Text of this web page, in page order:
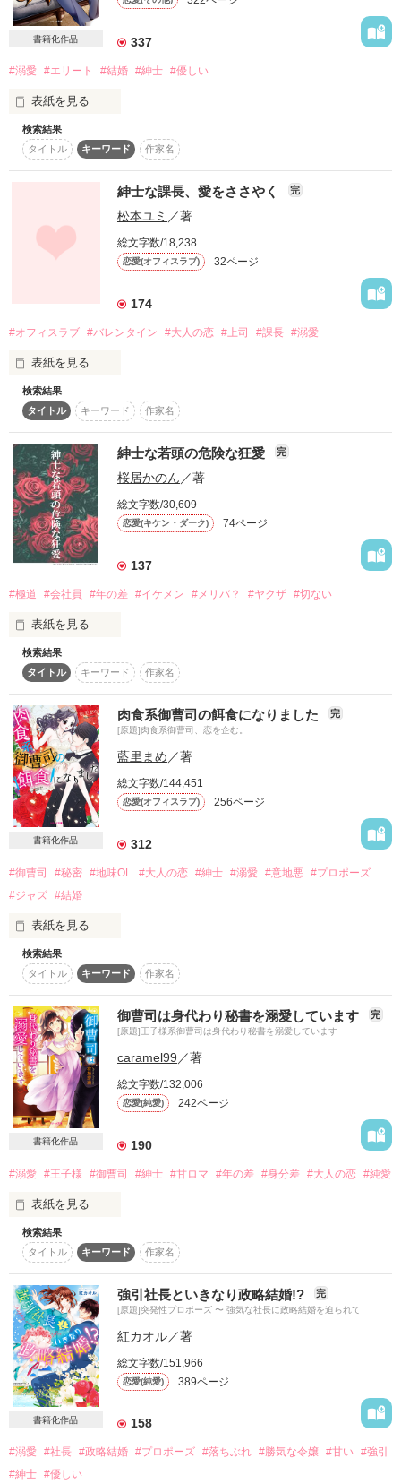
にでもされるのだろうかと思いきやどうやらそうじゃないよう
で………。
て終わらせるつもりはないんだ。まずは僕に3ヶ月、チャンス
をくれないかな？」
……どうせ、3ヶ月も待たずに愛想を尽かされるだろうと思っ
「ははっ、ごめんね、意地悪で。でも逃すつもりはないんだ」
「そのままの灯ちゃんで充分魅力的だけど、僕のために変わろ
うとしてくれていることが堪らなく嬉しい」
紳士だと思っていたイケオジは、意外と強引で策士で時々甘く
て。
そんな彼にだんだん絆され溶かされていくーーーー。
これは偶然の相席から始まった、地味子とイケオジの攻防戦。
2023.2.21 完結
2023.3.5 おまけ『珠理ちゃんと佐原くんのファーストコンタク
ト』
2023.6.13番外編①『紳士な副社長は意外といじわる』
番外編②『名前で呼びたい』追加しました⭐︎
*･゜ﾟ･*:.｡..｡.:*･''･*:.｡. .｡.:*･゜ﾟ･*
素敵なレビューありがとうございます♡
お返事は感想ノートにてさせて頂いてます⭐︎
作品を読む
とめきち様
二宮めい様
水野ユーリ様
子悪魔☆☆様
堂前りん様
さっちち様
はうたん様
ゆきてぃ～様
みうこりん様
+*+*+*+*+
End
☆甘ラブコメです☆
★20012.2.14オズモール編集部オススメ掲載
★20012.8.27Berry's cafe職業別ラブストーリー特集掲載
★2013.6.10ベリーズ文庫より発売予定
皆様の応援に感謝します。
(C)rin minaha*
書籍化作品 337
#溺愛 #エリート #結婚 #紳士 #優しい
表紙を見る
原題【最高の恋はキミとだから】
2019年1月　ベリーズ文庫より書籍化
こちらは改稿前のものになるため、誤字・脱字・設定の変更等
ご了承くださいませ。
＊＊＊＊＊
「よかったら相談に乗ろうか？」
両親の遺した老舗和菓子店を潰さないために
日々奮闘中の奈々の前に、ある日
眉目秀麗なコンサルタントが現れた。
：
：
傾きかけた老舗和菓子店
オーナー兼和菓子職人
✕
世界有数のコンサルティング会社
敏腕マネジャー
水瀬　晶　三十一歳
「ゆっくり俺を好きになってくれればいい。
だけど遠慮はしない。覚悟して」
2018年7月27日〜7月31日
検索結果
タイトル
キーワード 作家名
紳士な課長、愛をささやく 完
松本ユミ ／著
総文字数/18,238
恋愛(オフィスラブ) 32ページ
174
#オフィスラブ #バレンタイン #大人の恋 #上司 #課長 #溺愛
表紙を見る
「今日はもう帰せそうにない」
熱を帯びた瞳で見つめられた
作品を読む
検索結果
タイトル
キーワード 作家名
紳士な若頭の危険な狂愛 完
桜居かのん ／著
総文字数/30,609
恋愛(キケン・ダーク) 74ページ
137
#極道 #会社員 #年の差 #イケメン #メリバ？ #ヤクザ #切ない
表紙を見る
市谷綾菜（いちたにあやな）２４歳は、
詐欺師に騙されそうになった友人を助けたことで、
その詐欺師に狙われる。
そこを助けたのは、藤代組若頭、
美東義隆（みとうよしたか）３０歳。
紳士で優しい物腰、
だけど危険な香りのする美東に、
綾菜は駄目だと思いつつ惹かれてしまう。
絶対に関わってはいけない、
住む世界の違う二人が選ぶものは。
検索結果
タイトル
キーワード 作家名
書籍化作品
肉食系御曹司の餌食になりました 完
[原題]肉食系御曹司、恋を企む。
藍里まめ ／著
総文字数/144,451
恋愛(オフィスラブ) 256ページ
312
#御曹司 #秘密 #地味OL #大人の恋 #紳士 #溺愛 #意地悪 #プロポーズ
#ジャズ #結婚
表紙を見る
＊改稿前の文章です。文庫には書き下ろし番外編がついていま
す。
地味で冴えないOLの私には、スポットライトを浴びて歌う、別
の顔がある。
それは会社では秘密なのに、ある日、支社長が来店し……。
「亜弓さん、ですよね？」
「ち、違います」
地味な私にも、華やかな私にも甘い攻撃を仕掛ける彼。
「あなたはとても美味しそうだ」
紳士的な見た目なのに、中身は獲物を選ばない肉食獣なのか？
それとも……。
2016．9．18〜11．12
たくさんのレビューと感想を
本当にありがとうございました！
作品を読む
検索結果
タイトル
キーワード 作家名
書籍化作品
御曹司は身代わり秘書を溺愛しています 完
[原題]王子様系御曹司は身代わり秘書を溺愛しています
caramel99 ／著
総文字数/132,006
恋愛(純愛) 242ページ
190
#溺愛 #王子様 #御曹司 #紳士 #甘ロマ #年の差 #身分差 #大人の恋 #純愛
表紙を見る
2017年1月刊にてベリーズ文庫様より書籍化していただきまし
た。
とても嬉しく、光栄に思っています。
これも読んでくださった読者の皆様のお陰と
本当に感謝しております。
どうもありがとうございます❗
書籍化に伴い、限定公開になっております。
ご迷惑をおかけしますが、宜しくお願い致します。
取引先令嬢の披露宴に
父の代理で出席した理咲(りさ)は
検索結果
タイトル
キーワード 作家名
書籍化作品
強引社長といきなり政略結婚!? 完
[原題]突発性プロポーズ 〜 強気な社長に政略結婚を迫られて
紅カオル／著
総文字数/151,966
恋愛(純愛) 389ページ
158
#溺愛 #社長 #政略結婚 #プロポーズ #落ちぶれ #勝気な令嬢 #甘い #強引
#紳士 #優しい